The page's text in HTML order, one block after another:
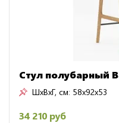
Стул полубарный
ШxВxГ, см: 58x92x53
34 210 руб